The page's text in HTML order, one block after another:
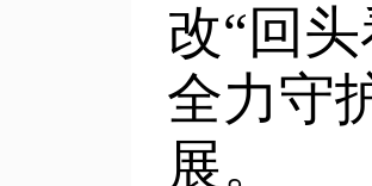
改“回
全力守
展。